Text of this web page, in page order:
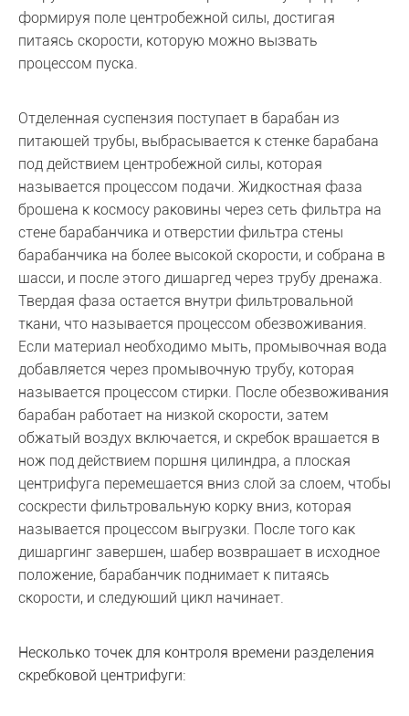
формируя поле центробежной силы, достигая
питаясь скорости, которую можно вызвать
процессом пуска.
Отделенная суспензия поступает в барабан из
питающей трубы, выбрасывается к стенке барабана
под действием центробежной силы, которая
называется процессом подачи. Жидкостная фаза
брошена к космосу раковины через сеть фильтра на
стене барабанчика и отверстии фильтра стены
барабанчика на более высокой скорости, и собрана в
шасси, и после этого дишаргед через трубу дренажа.
Твердая фаза остается внутри фильтровальной
ткани, что называется процессом обезвоживания.
Если материал необходимо мыть, промывочная вода
добавляется через промывочную трубу, которая
называется процессом стирки. После обезвоживания
барабан работает на низкой скорости, затем
обжатый воздух включается, и скребок вращается в
нож под действием поршня цилиндра, а плоская
центрифуга перемещается вниз слой за слоем, чтобы
соскрести фильтровальную корку вниз, которая
называется процессом выгрузки. После того как
дишаргинг завершен, шабер возвращает в исходное
положение, барабанчик поднимает к питаясь
скорости, и следующий цикл начинает.
Несколько точек для контроля времени разделения
скребковой центрифуги: